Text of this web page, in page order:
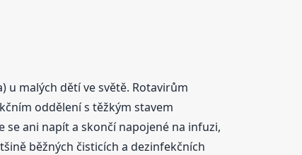
malých dětí ve světě. Rotavirům
oddělení s těžkým stavem
ani napít a skončí napojené na infuzi,
běžných čisticích a dezinfekčních